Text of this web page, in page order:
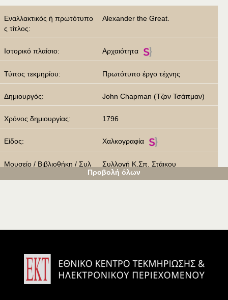
Εναλλακτικός ή πρωτότυπο
ς τίτλος:
Alexander the Great.
Ιστορικό πλαίσιο: Αρχαιότητα
Τύπος τεκμηρίου: Πρωτότυπο έργο τέχνης
Δημιουργός: John Chapman (Τζον Τσάπμαν)
Χρόνος δημιουργίας: 1796
Είδος: Χαλκογραφία
Μουσείο / Βιβλιοθήκη / Συλ
Συλλογή Κ.Σπ. Στάικου
4.0 Διεθνές (CC BY-NC-ND 4.0)
Δικαιώματα:
Προβολή όλων